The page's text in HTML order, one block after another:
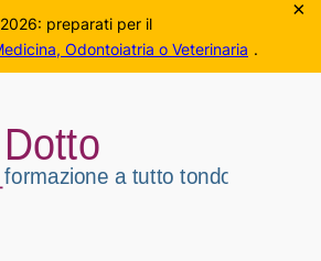
preparati per il
Odontoiatria o Veterinaria .
×